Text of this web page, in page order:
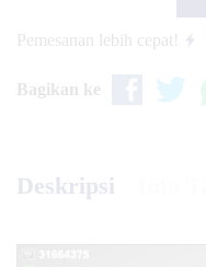
Pemesanan lebih cepat!
Bagikan ke
Deskripsi